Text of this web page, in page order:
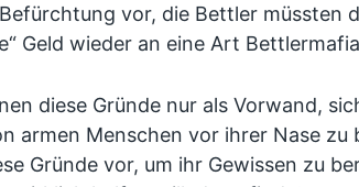
vor, die Bettler müssten
Geld wieder an eine Art
diese Gründe nur als Vorwand,
armen Menschen vor ihrer Nase zu
Gründe vor, um ihr Gewissen zu